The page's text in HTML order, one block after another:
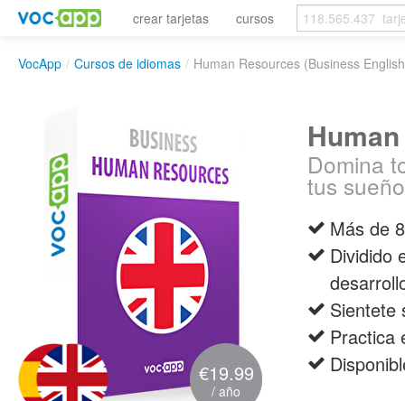
crear tarjetas cursos
VocApp / Cursos de idiomas / Human Resources (Business
€19.99
/ año
Domina
tus
Más de
Dividido
Sientete
Practica